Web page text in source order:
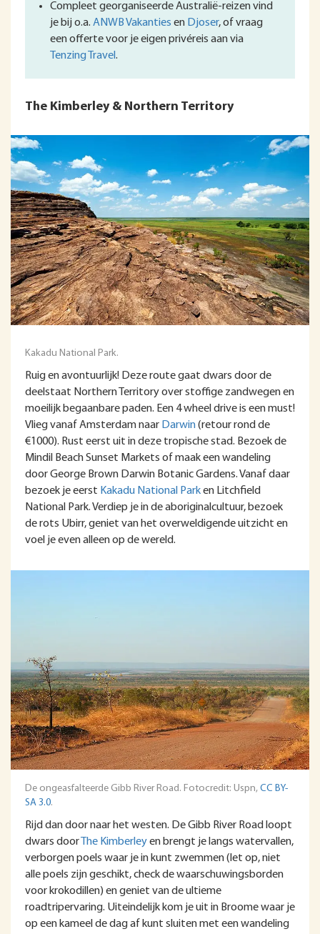
Compleet georganiseerde Australië-reizen vind
je bij o.a. ANWB Vakanties en Djoser, of vraag
een offerte voor je eigen privéreis aan via
Tenzing Travel.
The Kimberley & Northern Territory
Kakadu National Park.
Ruig en avontuurlijk! Deze route gaat dwars door de
deelstaat Northern Territory over stoffige zandwegen en
moeilijk begaanbare paden. Een 4 wheel drive is een must!
Vlieg vanaf Amsterdam naar Darwin(retour rond de
€1000). Rust eerst uit in deze tropische stad. Bezoek de
Mindil Beach Sunset Markets of maak een wandeling
door George Brown Darwin Botanic Gardens. Vanaf daar
bezoek je eerst Kakadu National Parken Litchfield
National Park. Verdiep je in de aboriginalcultuur, bezoek
de rots Ubirr, geniet van het overweldigende uitzicht en
voel je even alleen op de wereld.
De ongeasfalteerde Gibb River Road. Fotocredit: Uspn, CC BY-
SA 3.0.
Rijd dan door naar het westen. De Gibb River Road loopt
dwars door The Kimberleyen brengt je langs watervallen,
verborgen poels waar je in kunt zwemmen (let op, niet
alle poels zijn geschikt, check de waarschuwingsborden
voor krokodillen) en geniet van de ultieme
roadtripervaring. Uiteindelijk kom je uit in Broome waar je
op een kameel de dag af kunt sluiten met een wandeling